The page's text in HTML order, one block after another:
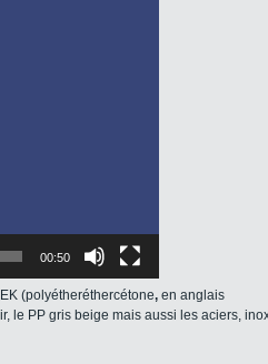
00:50
(polyétheréthercétone, en anglais
le PP gris beige mais aussi les aciers,